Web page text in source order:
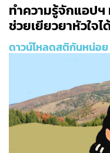
ทำความรู้จักแอป
ช่วยเยียวยาหัวใจ
ดาวน์โหลดสติกันหน่อย